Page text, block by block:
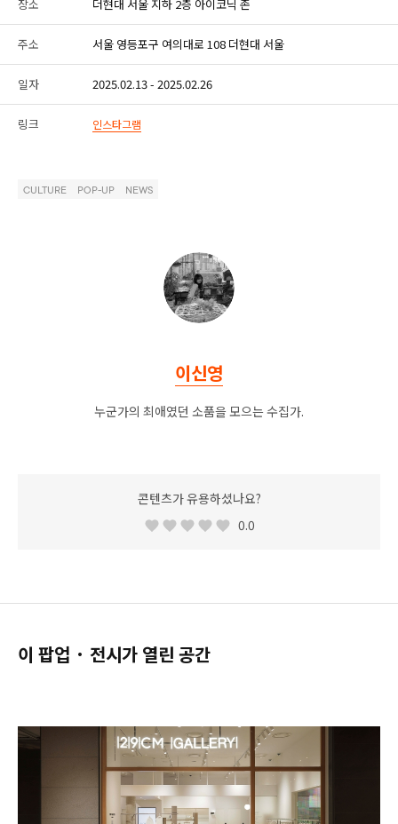
장소 더현대 서울 지하 2층 아이코닉 존
주소 서울 영등포구 여의대로 108 더현대 서울
일자 2025.02.13 - 2025.02.26
링크 인스타그램
CULTURE POP-UP NEWS
이신영
누군가의 최애였던 소품을 모으는 수집가.
콘텐츠가 유용하셨나요?
0.0
이 팝업 · 전시가 열린 공간